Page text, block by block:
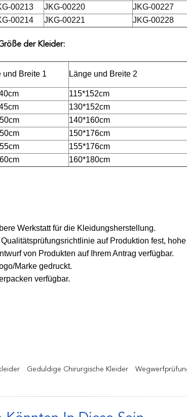
00213 JKG-00220
JKG-00227
00214 JKG-00221 JKG-00228
der Kleider:
und Breite 1 Länge und Breite 2
115*152cm
130*152cm
140*160cm
150*176cm
155*176cm
160*180cm
Werkstatt für die Kleidungsherstellung.
auf Produktion fest,
von Produkten auf Ihrem Antrag verfügbar.
Marke gedruckt.
verfügbar.
Geduldige Chirurgische Kleider